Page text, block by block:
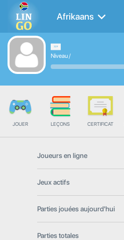
Afrikaans
Niveau/
JOUER LEÇONS CERTIFICAT
Joueurs en ligne
Jeux actifs
Parties jouées aujourd'hui
Parties totales